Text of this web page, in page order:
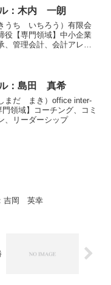
：木内 一朗
うち いちろう）有限会
【専門領域】中小企業
、管理会計、会計アレル
：島田 真希
まだ まき）office inter-
領域】コーチング、コミ
、リーダーシップ
吉岡 英幸